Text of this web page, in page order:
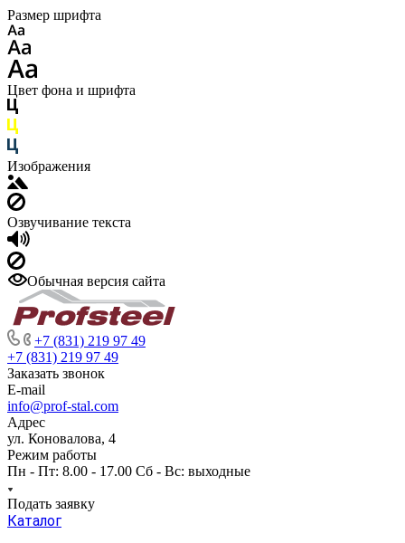
Размер шрифта
Цвет фона и шрифта
Изображения
Озвучивание текста
Обычная версия сайта
+7 (831) 219 97 49
+7 (831) 219 97 49
Заказать звонок
E-mail
info@prof-stal.com
Адрес
ул. Коновалова, 4
Режим работы
Пн - Пт: 8.00 - 17.00 Сб - Вс: выходные
Подать заявку
Каталог